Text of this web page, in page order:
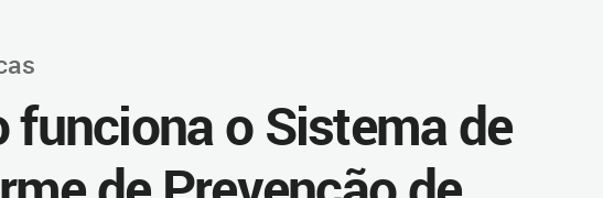
funciona o Sistema de